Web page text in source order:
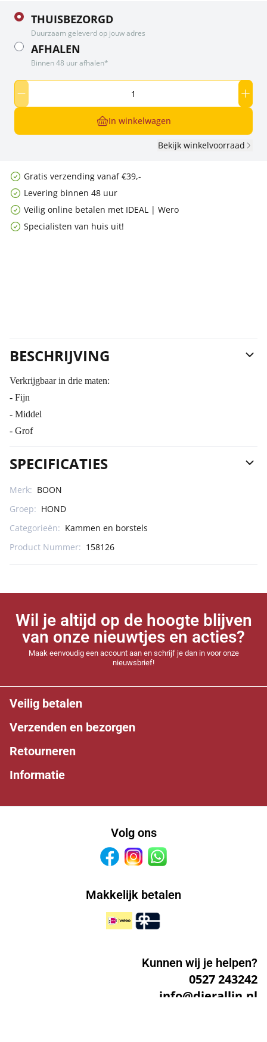
THUISBEZORGD
Duurzaam geleverd op jouw adres
AFHALEN
Binnen 48 uur afhalen*
In winkelwagen
Bekijk winkelvoorraad
Gratis verzending vanaf €39,-
Levering binnen 48 uur
Veilig online betalen met IDEAL | Wero
Specialisten van huis uit!
BESCHRIJVING
Verkrijgbaar in drie maten:
- Fijn
- Middel
- Grof
SPECIFICATIES
Merk: BOON
Groep: HOND
Categorieën: Kammen en borstels
Product Nummer: 158126
Wil je altijd op de hoogte blijven
van onze nieuwtjes en acties?
Maak eenvoudig een account aan en schrijf je dan in voor onze
nieuwsbrief!
Veilig betalen
Verzenden en bezorgen
Retourneren
Informatie
Volg ons
FacebookInstagram
Makkelijk betalen
Kunnen wij je helpen?
0527 243242
info@dierallin.nl